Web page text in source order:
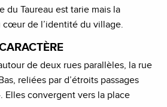
du Taureau est tarie mais la
cœur de l’identité du village.
de deux rues parallèles, la rue
reliées par d’étroits passages
Elles convergent vers la place